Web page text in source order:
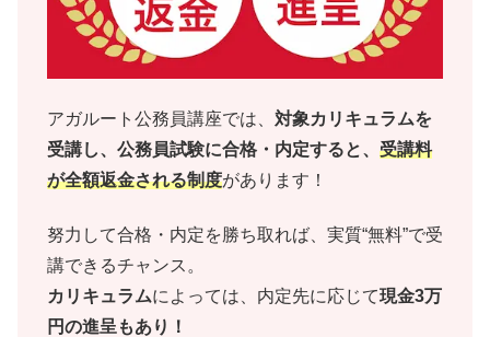
アガルート公務員講座では、 対象カリキュラムを
受講し、公務員試験に合格・内定すると、 受講料
が全額返金される制度があります！
努力して合格・内定を勝ち取れば、実質“無料”で受
講できるチャンス。
カリキュラムによっては、内定先に応じて現金3万
円の進呈もあり！